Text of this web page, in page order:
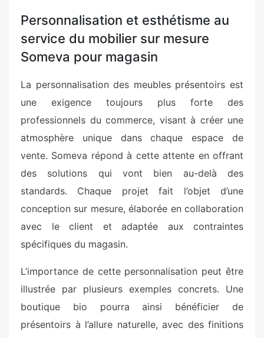
Personnalisation et esthétisme au
service du mobilier sur mesure
Someva pour magasin
La personnalisation des meubles présentoirs est
une exigence toujours plus forte des
professionnels du commerce, visant à créer une
atmosphère unique dans chaque espace de
vente. Someva répond à cette attente en offrant
des solutions qui vont bien au-delà des
standards. Chaque projet fait l’objet d’une
conception sur mesure, élaborée en collaboration
avec le client et adaptée aux contraintes
spécifiques du magasin.
L’importance de cette personnalisation peut être
illustrée par plusieurs exemples concrets. Une
boutique bio pourra ainsi bénéficier de
présentoirs à l’allure naturelle, avec des finitions